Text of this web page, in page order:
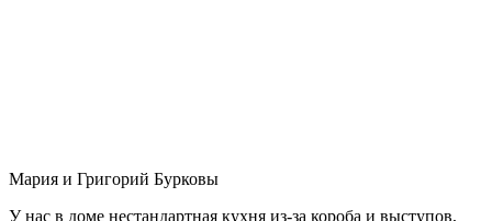
Мария и Григорий Бурковы
У нас в доме нестандартная кухня из-за короба и выступов,